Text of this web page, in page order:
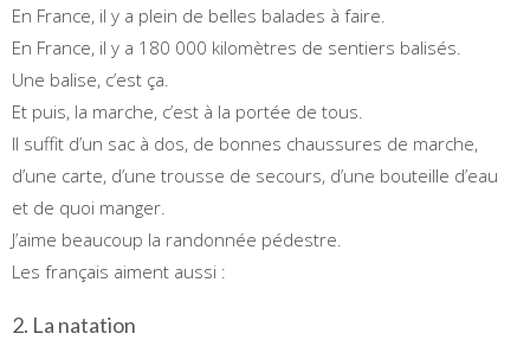
En France, il y a plein de belles balades à faire.
En France, il y a 180 000 kilomètres de sentiers balisés.
Une balise, c’est ça.
Et puis, la marche, c’est à la portée de tous.
Il suffit d’un sac à dos, de bonnes chaussures de marche,
d’une carte, d’une trousse de secours, d’une bouteille d’eau
et de quoi manger.
J’aime beaucoup la randonnée pédestre.
Les français aiment aussi :
2. La natation